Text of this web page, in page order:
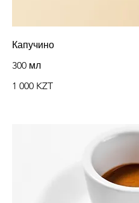
Капучино
300 мл
1 000 KZT